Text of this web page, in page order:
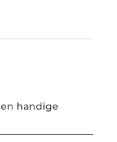
handige